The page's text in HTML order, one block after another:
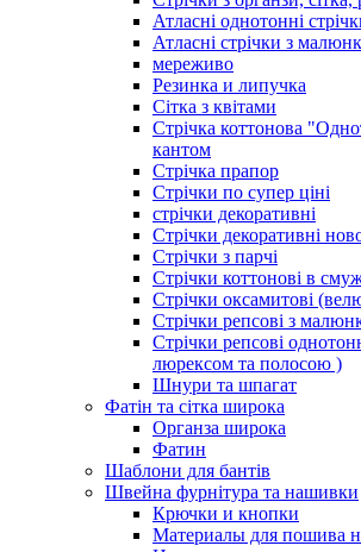
Атласні однотонні
Атласні стрічки з
мереживо
Резинка и липучка
Сітка з квітами
Стрічка коттонова
кантом
Стрічка прапор
Стрічки по супер ціні
стрічки декоративні
Стрічки декоративні
Стрічки з парчі
Стрічки коттонові в
Стрічки оксамитові
Стрічки репсові з
Стрічки репсові
люрексом та полосою )
Шнури та шпагат
Фатін та сітка широка
Органза широка
Фатин
Шаблони для бантів
Швейна фурнітура та нашивки
Крючки и кнопки
Материалы для пошива